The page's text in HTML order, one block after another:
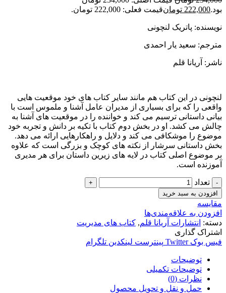
بود.222,000 تومانقیمت فعلی: 222,000 تومان.
نویسنده: پاتریک لنچونی
مترجم: سعید یار احمدی
ناشر: آریانا قلم
لنچونی در این کتاب هم مانند سایر کتاب های خود موقعیت هایی
واقعی را که برای بسیاری از مدیران عامل آشنا و ملموس است با
بیانی داستانی ترسیم می کند و خواننده را در موقعیت های آشنا به
چالش می کشد. او در بخش دوم کتاب با تکیه بر دانش و تجربه خود
موضوع را موشکافی می کند و دلایل و راهکارهایی ارائه می دهد.
بخش داستانی سرشار از نکته های کوچک و بزرگی است که علاوه
بر موضوع اصلی کتاب در لایه های زیرین داستان برای هر مدیری
آموزنده است.
تعداد
افزودن به سبد خرید
مقایسه
افزودن به علاقه‌مندی‌ها
دسته: انتشارات آریانا قلم, کتاب های مدیریت
اشتراک گذاری
فیس بوک Twitter پینترست لینکدین تلگرام
توضیحات
توضیحات تکمیلی
نظرات (0)
حمل و نقل و تحویل محصول